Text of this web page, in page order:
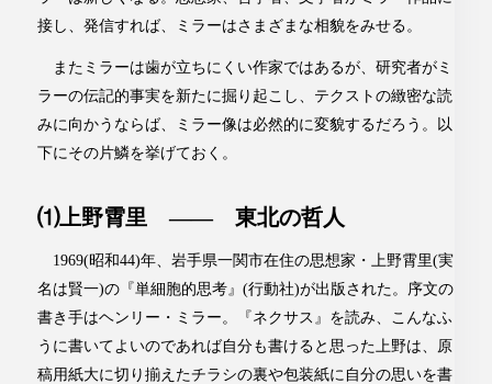
接し、発信すれば、ミラーはさまざまな相貌をみせる。
またミラーは歯が立ちにくい作家ではあるが、研究者がミ
ラーの伝記的事実を新たに掘り起こし、テクストの緻密な読
みに向かうならば、ミラー像は必然的に変貌するだろう。以
下にその片鱗を挙げておく。
⑴上野霄里 ―― 東北の哲人
1969(昭和44)年、岩手県一関市在住の思想家・上野霄里(実
名は賢一)の『単細胞的思考』(行動社)が出版された。序文の
書き手はヘンリー・ミラー。『ネクサス』を読み、こんなふ
うに書いてよいのであれば自分も書けると思った上野は、原
稿用紙大に切り揃えたチラシの裏や包装紙に自分の思いを書